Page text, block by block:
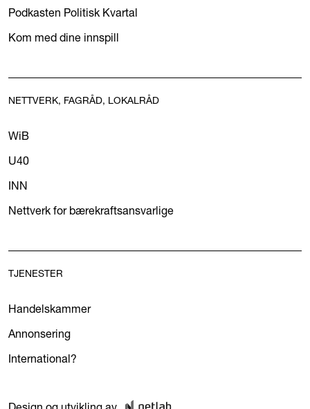
Podkasten Politisk Kvartal
Kom med dine innspill
NETTVERK, FAGRÅD, LOKALRÅD
WiB
U40
INN
Nettverk for bærekraftsansvarlige
TJENESTER
Handelskammer
Annonsering
International?